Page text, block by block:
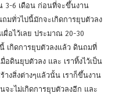
3-6 เดือน ก่อนที่จะขึ้นงาน
ถมทั่วไปนี้มักจะเกิดการยุบตัวลง
อไว้เลย ประมาณ 20-30
เกิดการยุบตัวลงแล้ว ดินถมที่
อดินยุบตัวลง และ เราทิ้งไว้เป็น
างสิ่งต่างๆแล้วนั้น เราก็ขึ้นงาน
จะไม่เกิดการยุบตัวลงอีก และ